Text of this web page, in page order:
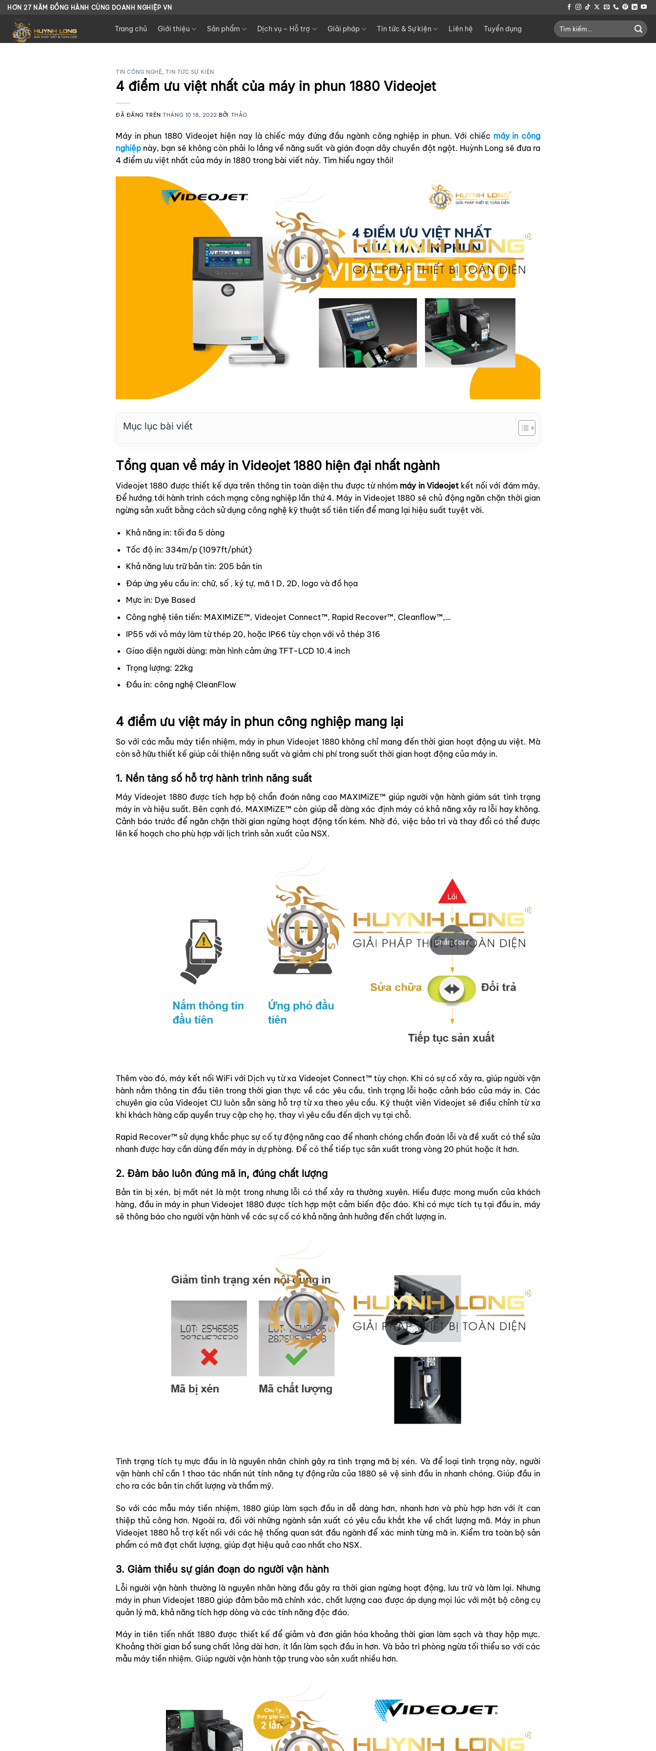
Chuyển
dung
HƠN 27 NĂM ĐỒNG HÀNH CÙNG DOANH NGHIỆP VN
Trang chủ Giới thiệu Sản phẩm Dịch vụ – Hỗ trợ Giải pháp Tin tức & Sự kiện Liên hệ Tuyển dụng
Tìm
kiếm:
TIN CÔNG NGHỆ,TIN TỨC SỰ KIỆN
4 điểm ưu việt nhất của máy in phun 1880 Videojet
ĐÃ ĐĂNG TRÊNTHÁNG 10 18, 2022 BỞI THẢO
Máy in phun 1880 Videojet hiện nay là chiếc máy đứng đầu ngành công nghiệp in phun. Với chiếc máy in công
nghiệpnày, bạn sẽ không còn phải lo lắng về năng suất và gián đoạn dây chuyền đột ngột. Huỳnh Long sẽ đưa ra
4 điểm ưu việt nhất của máy in 1880 trong bài viết này. Tìm hiểu ngay thôi!
Mục lục bài viết
Tổng quan về máy in Videojet 1880 hiện đại nhất ngành
Videojet 1880 được thiết kế dựa trên thông tin toàn diện thu được từ nhóm máy in Videojet kết nối với đám mây.
Để hướng tới hành trình cách mạng công nghiệp lần thứ 4. Máy in Videojet 1880 sẽ chủ động ngăn chặn thời gian
ngừng sản xuất bằng cách sử dụng công nghệ kỹ thuật số tiên tiến để mang lại hiệu suất tuyệt vời.
Khả năng in: tối đa 5 dòng
Tốc độ in: 334m/p (1097ft/phút)
Khả năng lưu trữ bản tin: 205 bản tin
Đáp ứng yêu cầu in: chữ, số , ký tự, mã 1 D, 2D, logo và đồ họa
Mực in: Dye Based
Công nghệ tiên tiến: MAXIMiZE™, Videojet Connect™, Rapid Recover™, Cleanflow™,…
IP55 với vỏ máy làm từ thép 20, hoặc IP66 tùy chọn với vỏ thép 316
Giao diện người dùng: màn hình cảm ứng TFT-LCD 10.4 inch
Trọng lượng: 22kg
Đầu in: công nghệ CleanFlow
4 điểm ưu việt máy in phun công nghiệp mang lại
So với các mẫu máy tiền nhiệm, máy in phun Videojet 1880 không chỉ mang đến thời gian hoạt động ưu việt. Mà
còn sở hữu thiết kế giúp cải thiện năng suất và giảm chi phí trong suốt thời gian hoạt động của máy in.
1. Nền tảng số hỗ trợ hành trình năng suất
Máy Videojet 1880 được tích hợp bộ chẩn đoán nâng cao MAXIMiZE™ giúp người vận hành giám sát tình trạng
máy in và hiệu suất. Bên cạnh đó, MAXIMiZE™ còn giúp dễ dàng xác định máy có khả năng xảy ra lỗi hay không.
Cảnh báo trước để ngăn chặn thời gian ngừng hoạt động tốn kém. Nhờ đó, việc bảo trì và thay đổi có thể được
lên kế hoạch cho phù hợp với lịch trình sản xuất của NSX.
Thêm vào đó, máy kết nối WiFi với Dịch vụ từ xa Videojet Connect™ tùy chọn. Khi có sự cố xảy ra, giúp người vận
hành nắm thông tin đầu tiên trong thời gian thực về các yêu cầu, tình trạng lỗi hoặc cảnh báo của máy in. Các
chuyên gia của Videojet CIJ luôn sẵn sàng hỗ trợ từ xa theo yêu cầu. Kỹ thuật viên Videojet sẽ điều chỉnh từ xa
khi khách hàng cấp quyền truy cập chọ họ, thay vì yêu cầu đến dịch vụ tại chỗ.
Rapid Recover™ sử dụng khắc phục sự cố tự động nâng cao để nhanh chóng chẩn đoán lỗi và đề xuất có thể sửa
nhanh được hay cần dùng đến máy in dự phòng. Để có thể tiếp tục sản xuất trong vòng 20 phút hoặc ít hơn.
2. Đảm bảo luôn đúng mã in, đúng chất lượng
Bản tin bị xén, bị mất nét là một trong nhưng lỗi có thể xảy ra thường xuyên. Hiểu được mong muốn của khách
hàng, đầu in máy in phun Videojet 1880 được tích hợp một cảm biến độc đáo. Khi có mực tích tụ tại đầu in, máy
sẽ thông báo cho người vận hành về các sự cố có khả năng ảnh hưởng đến chất lượng in.
Tình trạng tích tụ mực đầu in là nguyên nhân chính gây ra tình trạng mã bị xén. Và để loại tình trạng này, người
vận hành chỉ cần 1 thao tác nhấn nút tính năng tự động rửa của 1880 sẽ vệ sinh đầu in nhanh chóng. Giúp đầu in
cho ra các bản tin chất lượng và thẩm mỹ.
So với các mẫu máy tiền nhiệm, 1880 giúp làm sạch đầu in dễ dàng hơn, nhanh hơn và phù hợp hơn với ít can
thiệp thủ công hơn. Ngoài ra, đối với những ngành sản xuất có yêu cầu khắt khe về chất lượng mã. Máy in phun
Videojet 1880 hỗ trợ kết nối với các hệ thống quan sát đầu ngành để xác minh từng mã in. Kiểm tra toàn bộ sản
phẩm có mã đạt chất lượng, giúp đạt hiệu quả cao nhất cho NSX.
3. Giảm thiểu sự gián đoạn do người vận hành
Lỗi người vận hành thường là nguyên nhân hàng đầu gây ra thời gian ngừng hoạt động, lưu trữ và làm lại. Nhưng
máy in phun Videojet 1880 giúp đảm bảo mã chính xác, chất lượng cao được áp dụng mọi lúc với một bộ công cụ
quản lý mã, khả năng tích hợp dòng và các tính năng độc đáo.
Máy in tiên tiến nhất 1880 được thiết kế để giảm và đơn giản hóa khoảng thời gian làm sạch và thay hộp mực.
Khoảng thời gian bổ sung chất lỏng dài hơn, ít lần làm sạch đầu in hơn. Và bảo trì phòng ngừa tối thiểu so với các
mẫu máy tiền nhiệm. Giúp người vận hành tập trung vào sản xuất nhiều hơn.